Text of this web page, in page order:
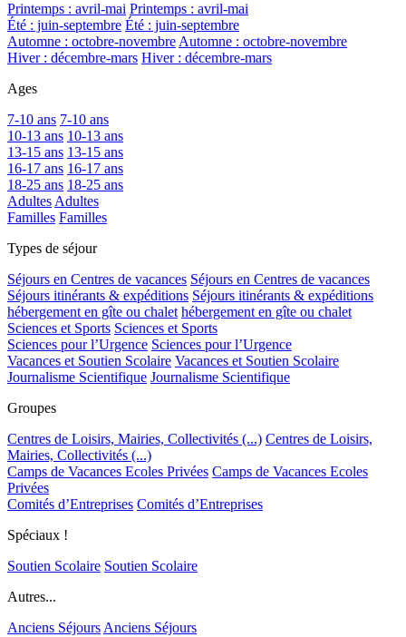
Printemps : avril-mai Printemps : avril-mai
Été : juin-septembre Été : juin-septembre
Automne : octobre-novembreAutomne : octobre-novembre
Hiver : décembre-mars Hiver : décembre-mars
Ages
7-10 ans 7-10 ans
10-13 ans 10-13 ans
13-15 ans 13-15 ans
16-17 ans 16-17 ans
18-25 ans 18-25 ans
AdultesAdultes
Familles Familles
Types de séjour
Séjours en Centres de vacances Séjours en Centres de vacances
Séjours itinérants & expéditions Séjours itinérants & expéditions
hébergement en gîte ou chalet hébergement en gîte ou chalet
Sciences et Sports Sciences et Sports
Sciences pour l’Urgence Sciences pour l’Urgence
Vacances et Soutien Scolaire Vacances et Soutien Scolaire
Journalisme Scientifique Journalisme Scientifique
Groupes
Centres de Loisirs, Mairies, Collectivités (...) Centres de Loisirs,
Mairies, Collectivités (...)
Camps de Vacances Ecoles Privées Camps de Vacances Ecoles
Privées
Comités d’Entreprises Comités d’Entreprises
Spéciaux !
Soutien Scolaire Soutien Scolaire
Autres...
Anciens SéjoursAnciens Séjours